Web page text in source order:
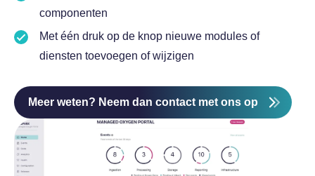
componenten
Met één druk op de knop nieuwe modules of
diensten toevoegen of wijzigen
Meer weten? Neem dan contact met ons op